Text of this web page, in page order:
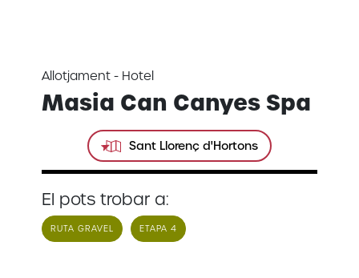
Allotjament - Hotel
Masia Can Canyes Spa
Sant Llorenç d'Hortons
El pots trobar a:
RUTA GRAVEL ETAPA 4